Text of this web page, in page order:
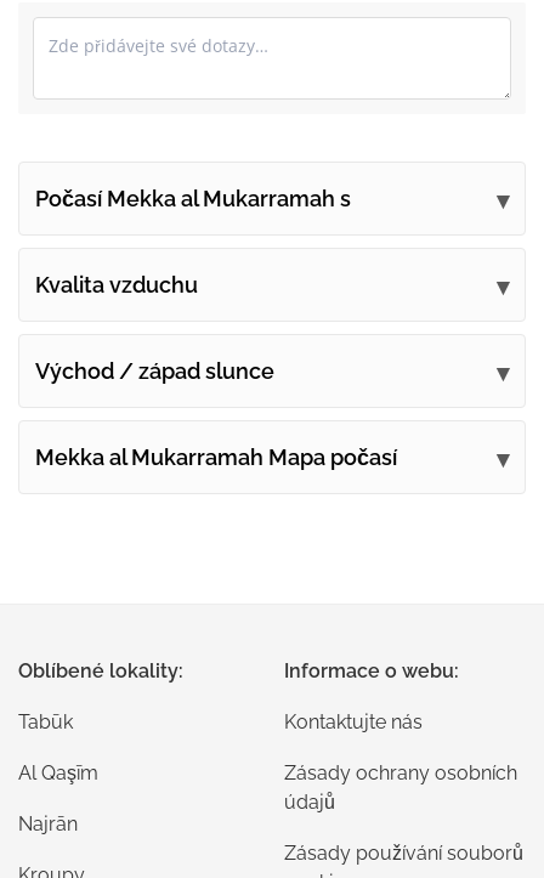
Počasí Mekka al Mukarramah s
Kvalita vzduchu
Východ / západ slunce
Mekka al Mukarramah Mapa počasí
Oblíbené lokality:
Tabūk
Al Qaşīm
Najrān
Informace o webu:
Kontaktujte nás
Zásady ochrany osobních
údajů
Zásady používání souborů